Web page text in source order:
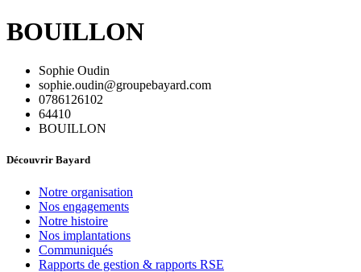
BOUILLON
Sophie Oudin
sophie.oudin@groupebayard.com
0786126102
64410
BOUILLON
Découvrir Bayard
Notre organisation
Nos engagements
Notre histoire
Nos implantations
Communiqués
Rapports de gestion & rapports RSE